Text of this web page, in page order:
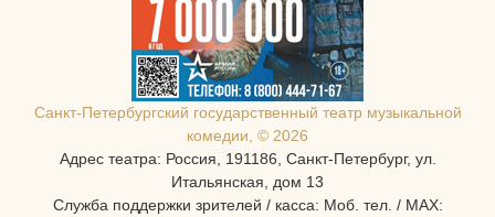
Санкт-Петербургcкий государственный театр музыкальной
комедии, © 2026
Адрес театра: Россия, 191186, Санкт-Петербург, ул.
Итальянская, дом 13
Служба поддержки зрителей / касса: Моб. тел. / MAX: